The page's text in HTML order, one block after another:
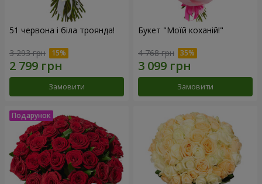
51 червона і біла троянда!
3 293 грн
Замовити
Букет "Моїй коханій!"
4 768 грн
Замовити